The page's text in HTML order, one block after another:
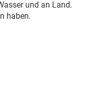
und an Land.
haben.